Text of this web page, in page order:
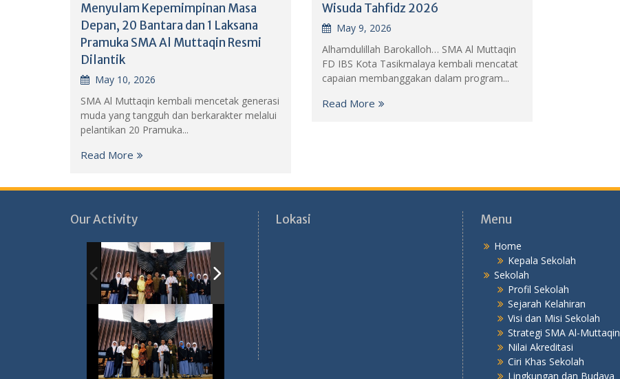
Menyulam Kepemimpinan Masa
Depan, 20 Bantara dan 1 Laksana
Pramuka SMA Al Muttaqin Resmi
Dilantik
May 10, 2026
SMA Al Muttaqin kembali mencetak generasi
muda yang tangguh dan berkarakter melalui
pelantikan 20 Pramuka...
Read More
Wisuda Tahfidz 2026
May 9, 2026
Alhamdulillah Barokalloh… SMA Al Muttaqin
FD IBS Kota Tasikmalaya kembali mencatat
capaian membanggakan dalam program...
Read More
Our Activity Lokasi Menu
Home
Kepala Sekolah
Sekolah
Profil Sekolah
Sejarah Kelahiran
Visi dan Misi Sekolah
Strategi SMA Al-Muttaqin
Nilai Akreditasi
Ciri Khas Sekolah
Lingkungan dan Budaya